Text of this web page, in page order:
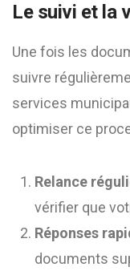
Le suivi et la
Une fois les
suivre
services
optimiser ce
Relance
vérifier que
Réponses
documents